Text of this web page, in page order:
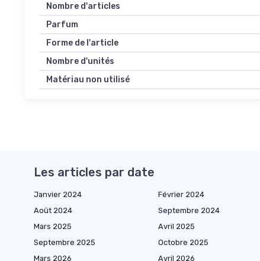
Nombre d'articles
Parfum
Forme de l'article
Nombre d'unités
Matériau non utilisé
Les articles par date
Janvier 2024 Février 2024
Août 2024
Septembre 2024
Mars 2025
Avril 2025
Septembre 2025
Octobre 2025
Mars 2026
Avril 2026